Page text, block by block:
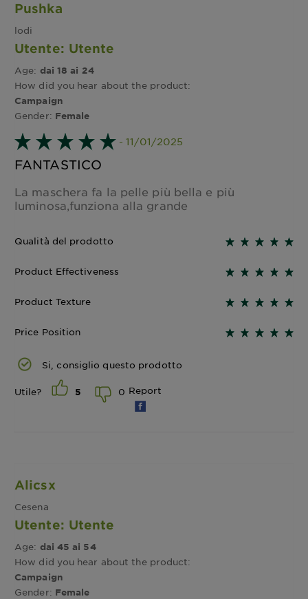
Pushka
lodi
Utente: Utente
Age: dai 18 ai 24
How did you hear about the product:
Campaign
Gender: Female
- 11/01/2025
FANTASTICO
La maschera fa la pelle più bella e più
luminosa,funziona alla grande
Qualità del prodotto
Product Effectiveness
Product Texture
Price Position
Si, consiglio questo prodotto
Utile? 5 0 Report
Alicsx
Cesena
Utente: Utente
Age: dai 45 ai 54
How did you hear about the product:
Campaign
Gender: Female